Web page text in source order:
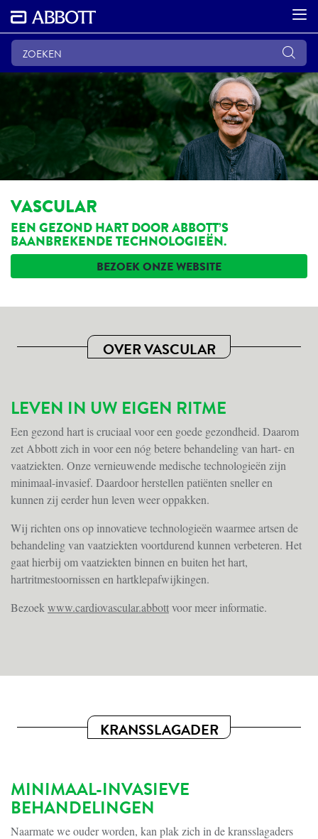
VASCULAR
EEN GEZOND HART DOOR ABBOTT’S
BAANBREKENDE TECHNOLOGIEËN.
BEZOEK ONZE WEBSITE
OVER VASCULAR
LEVEN IN UW EIGEN RITME
Een gezond hart is cruciaal voor een goede gezondheid. Daarom
zet Abbott zich in voor een nóg betere behandeling van hart- en
vaatziekten. Onze vernieuwende medische technologieën zijn
minimaal-invasief. Daardoor herstellen patiënten sneller en
kunnen zij eerder hun leven weer oppakken.
Wij richten ons op innovatieve technologieën waarmee artsen de
behandeling van vaatziekten voortdurend kunnen verbeteren. Het
gaat hierbij om vaatziekten binnen en buiten het hart,
hartritmestoornissen en hartklepafwijkingen.
Bezoekwww.cardiovascular.abbottvoor meer informatie.
KRANSSLAGADER
MINIMAAL-INVASIEVE
BEHANDELINGEN
Naarmate we ouder worden, kan plak zich in de kransslagaders